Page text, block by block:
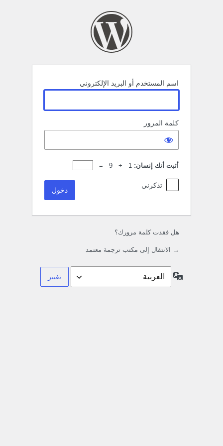
اسم المستخدم أو البريد الإلكتروني
كلمة المرور
أثبت أنك إنسان: 1 + 9 =
تذكرني
هل فقدت كلمة مرورك؟
→ الانتقال إلى مكتب ترجمة معتمد
اللغة